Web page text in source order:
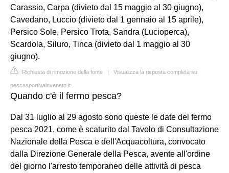
Carassio, Carpa (divieto dal 15 maggio al 30 giugno),
Cavedano, Luccio (divieto dal 1 gennaio al 15 aprile),
Persico Sole, Persico Trota, Sandra (Lucioperca),
Scardola, Siluro, Tinca (divieto dal 1 maggio al 30
giugno).
Richiesta di rimozione della fonte | Visualizza la risposta completa su
pescasportivainveneto.it
Quando c'è il fermo pesca?
Dal 31 luglio al 29 agosto sono queste le date del fermo
pesca 2021, come è scaturito dal Tavolo di Consultazione
Nazionale della Pesca e dell'Acquacoltura, convocato
dalla Direzione Generale della Pesca, avente all'ordine
del giorno l'arresto temporaneo delle attività di pesca